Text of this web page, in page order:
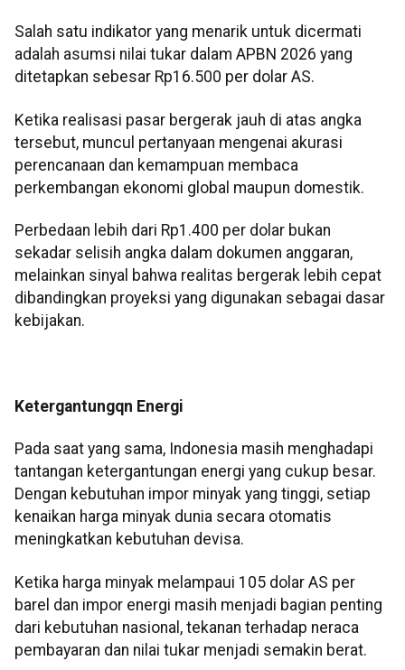
Salah satu indikator yang menarik untuk dicermati
adalah asumsi nilai tukar dalam APBN 2026 yang
ditetapkan sebesar Rp16.500 per dolar AS.
Ketika realisasi pasar bergerak jauh di atas angka
tersebut, muncul pertanyaan mengenai akurasi
perencanaan dan kemampuan membaca
perkembangan ekonomi global maupun domestik.
Perbedaan lebih dari Rp1.400 per dolar bukan
sekadar selisih angka dalam dokumen anggaran,
melainkan sinyal bahwa realitas bergerak lebih cepat
dibandingkan proyeksi yang digunakan sebagai dasar
kebijakan.
Ketergantungqn Energi
Pada saat yang sama, Indonesia masih menghadapi
tantangan ketergantungan energi yang cukup besar.
Dengan kebutuhan impor minyak yang tinggi, setiap
kenaikan harga minyak dunia secara otomatis
meningkatkan kebutuhan devisa.
Ketika harga minyak melampaui 105 dolar AS per
barel dan impor energi masih menjadi bagian penting
dari kebutuhan nasional, tekanan terhadap neraca
pembayaran dan nilai tukar menjadi semakin berat.